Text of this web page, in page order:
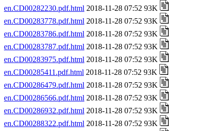
en.CD00282230.pdf.html 2018-11-28 07:52 93K
en.CD00283778.pdf.html 2018-11-28 07:52 93K
en.CD00283786.pdf.html 2018-11-28 07:52 93K
en.CD00283787.pdf.html 2018-11-28 07:52 93K
en.CD00283975.pdf.html 2018-11-28 07:52 93K
en.CD00285411.pdf.html 2018-11-28 07:52 93K
en.CD00286479.pdf.html 2018-11-28 07:52 93K
en.CD00286566.pdf.html 2018-11-28 07:52 93K
en.CD00286932.pdf.html 2018-11-28 07:52 93K
en.CD00288322.pdf.html 2018-11-28 07:52 93K